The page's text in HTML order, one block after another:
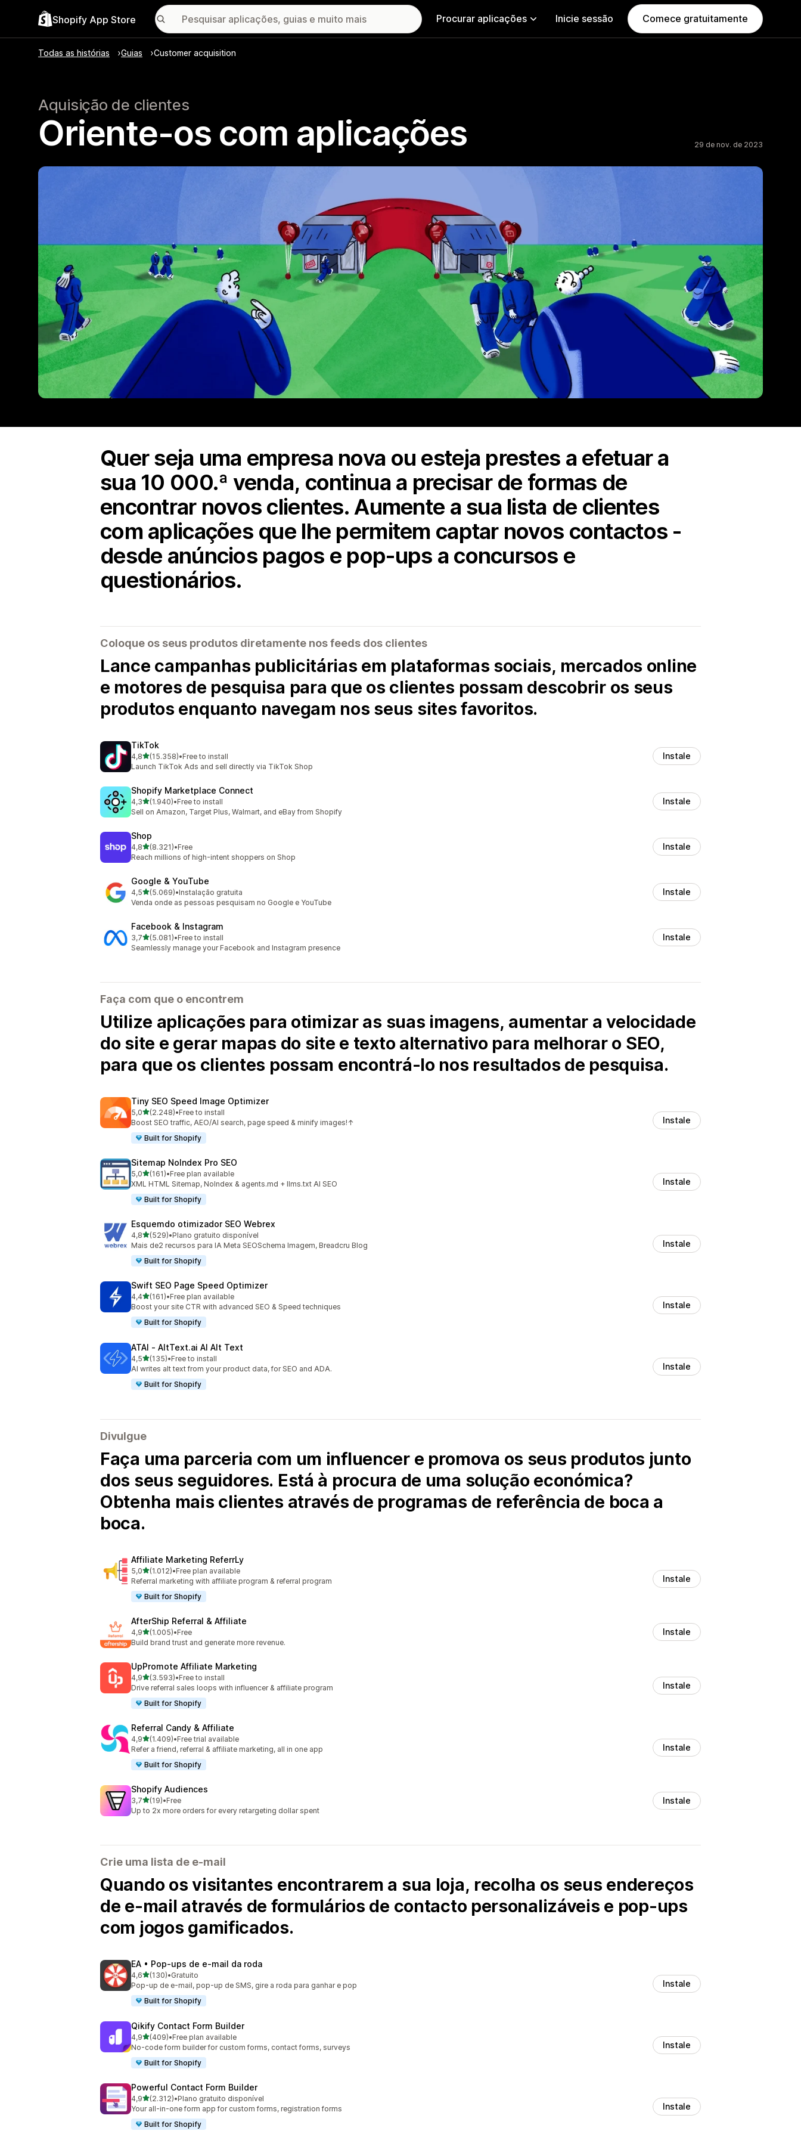
Shopify App Store Procurar aplicações Inicie sessão Comece gratuitamente
Todas as histórias Guias Customer acquisition
Aquisição de clientes
Oriente-os com aplicações 29 de nov. de 2023
Quer seja uma empresa nova ou esteja prestes a efetuar a
sua 10 000.ª venda, continua a precisar de formas de
encontrar novos clientes. Aumente a sua lista de clientes
com aplicações que lhe permitem captar novos contactos -
desde anúncios pagos e pop-ups a concursos e
questionários.
Coloque os seus produtos diretamente nos feeds dos clientes
Lance campanhas publicitárias em plataformas sociais, mercados online
e motores de pesquisa para que os clientes possam descobrir os seus
produtos enquanto navegam nos seus sites favoritos.
TikTok
4,8de 5 estrelas
(15.358)
15358 total de avaliações
•Free to install
Launch TikTok Ads and sell directly via TikTok Shop
Instale
Shopify Marketplace Connect
4,3de 5 estrelas
(1.940)
1940 total de avaliações
•Free to install
Sell on Amazon, Target Plus, Walmart, and eBay from Shopify
Instale
Shop
4,8de 5 estrelas
(8.321)
8321 total de avaliações
•Free
Reach millions of high-intent shoppers on Shop
Instale
Google & YouTube
4,5de 5 estrelas
(5.069)
5069 total de avaliações
•Instalação gratuita
Venda onde as pessoas pesquisam no Google e YouTube
Instale
Facebook & Instagram
3,7de 5 estrelas
(5.081)
5081 total de avaliações
•Free to install
Seamlessly manage your Facebook and Instagram presence
Instale
Faça com que o encontrem
Utilize aplicações para otimizar as suas imagens, aumentar a velocidade
do site e gerar mapas do site e texto alternativo para melhorar o SEO,
para que os clientes possam encontrá-lo nos resultados de pesquisa.
Tiny SEO Speed Image Optimizer
5,0de 5 estrelas
(2.248)
2248 total de avaliações
•Free to install
Boost SEO traffic, AEO/AI search, page speed & minify images!↑
Built for Shopify
Instale
Sitemap NoIndex Pro SEO
5,0de 5 estrelas
(161)
161 total de avaliações
•Free plan available
XML HTML Sitemap, NoIndex & agents.md + llms.txt AI SEO
Built for Shopify
Instale
Esquemdo otimizador SEO Webrex
4,8de 5 estrelas
(529)
529 total de avaliações
•Plano gratuito disponível
Mais de2 recursos para IA Meta SEOSchema Imagem, Breadcru BIog
Built for Shopify
Instale
Swift SEO Page Speed Optimizer
4,4de 5 estrelas
(161)
161 total de avaliações
•Free plan available
Boost your site CTR with advanced SEO & Speed techniques
Built for Shopify
Instale
ATAI ‑ AltText.ai AI Alt Text
4,5de 5 estrelas
(135)
135 total de avaliações
•Free to install
AI writes alt text from your product data, for SEO and ADA.
Built for Shopify
Instale
Divulgue
Faça uma parceria com um influencer e promova os seus produtos junto
dos seus seguidores. Está à procura de uma solução económica?
Obtenha mais clientes através de programas de referência de boca a
boca.
Affiliate Marketing ReferrLy
5,0de 5 estrelas
(1.012)
1012 total de avaliações
•Free plan available
Referral marketing with affiliate program & referral program
Built for Shopify
Instale
AfterShip Referral & Affiliate
4,9de 5 estrelas
(1.005)
1005 total de avaliações
•Free
Build brand trust and generate more revenue.
Instale
UpPromote Affiliate Marketing
4,9de 5 estrelas
(3.593)
3593 total de avaliações
•Free to install
Drive referral sales loops with influencer & affiliate program
Built for Shopify
Instale
Referral Candy & Affiliate
4,9de 5 estrelas
(1.409)
1409 total de avaliações
•Free trial available
Refer a friend, referral & affiliate marketing, all in one app
Built for Shopify
Instale
Shopify Audiences
3,7de 5 estrelas
(19)
19 total de avaliações
•Free
Up to 2x more orders for every retargeting dollar spent
Instale
Crie uma lista de e-mail
Quando os visitantes encontrarem a sua loja, recolha os seus endereços
de e-mail através de formulários de contacto personalizáveis e pop-ups
com jogos gamificados.
EA • Pop‑ups de e‑mail da roda
4,6de 5 estrelas
(130)
130 total de avaliações
•Gratuito
Pop-up de e-mail, pop-up de SMS, gire a roda para ganhar e pop
Built for Shopify
Instale
Qikify Contact Form Builder
4,9de 5 estrelas
(409)
409 total de avaliações
•Free plan available
No-code form builder for custom forms, contact forms, surveys
Built for Shopify
Instale
Powerful Contact Form Builder
4,9de 5 estrelas
(2.312)
2312 total de avaliações
•Plano gratuito disponível
Your all-in-one form app for custom forms, registration forms
Built for Shopify
Instale